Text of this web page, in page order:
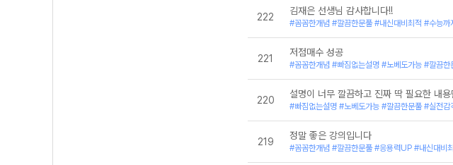
대수-YBM
미적분l-YBM
[
[
[공
222
김재은 선생님 감사합니다!!
#꼼꼼한개념 #깔끔한문풀 #내신대비최적 #수능까
221
저점매수 성공
#꼼꼼한개념 #빠짐없는설명 #노베도가능 #깔끔한
220
#빠짐없는설명 #노베도가능 #깔끔한문풀 #실전감
219
정말 좋은 강의입니다
#꼼꼼한개념 #깔끔한문풀 #응용력UP #내신대비